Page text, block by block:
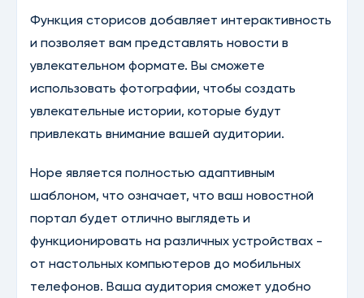
Функция сторисов добавляет интерактивность
и позволяет вам представлять новости в
увлекательном формате. Вы сможете
использовать фотографии, чтобы создать
увлекательные истории, которые будут
привлекать внимание вашей аудитории.
Hope является полностью адаптивным
шаблоном, что означает, что ваш новостной
портал будет отлично выглядеть и
функционировать на различных устройствах -
от настольных компьютеров до мобильных
телефонов. Ваша аудитория сможет удобно